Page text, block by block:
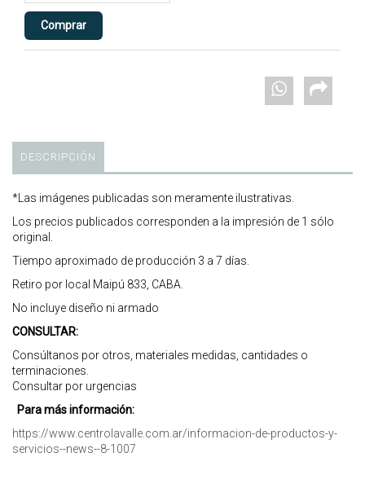
DESCRIPCIÓN
*Las imágenes publicadas son meramente ilustrativas.
Los precios publicados corresponden a la impresión de 1 sólo
original.
Tiempo aproximado de producción 3 a 7 días.
Retiro por local Maipú 833, CABA.
No incluye diseño ni armado
CONSULTAR:
Consúltanos por otros, materiales medidas, cantidades o
terminaciones.
Consultar por urgencias
Para más información:
https://www.centrolavalle.com.ar/informacion-de-productos-y-
servicios--news--8-1007